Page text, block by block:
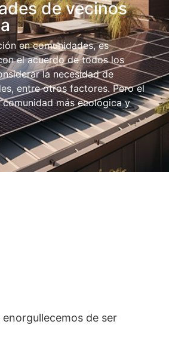
de vecinos
en comunidades, es
el acuerdo de todos los
la necesidad de
entre otros factores. Pero el
comunidad más ecológica y
de ser